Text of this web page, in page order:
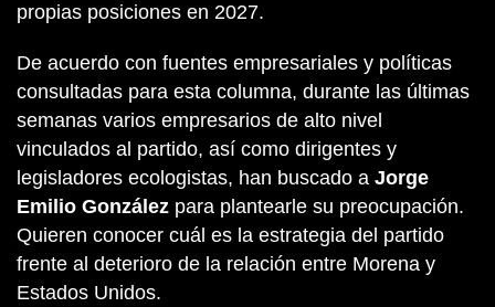
propias posiciones en 2027.
De acuerdo con fuentes empresariales y políticas
consultadas para esta columna, durante las últimas
semanas varios empresarios de alto nivel
vinculados al partido, así como dirigentes y
legisladores ecologistas, han buscado a Jorge
Emilio González para plantearle su preocupación.
Quieren conocer cuál es la estrategia del partido
frente al deterioro de la relación entre Morena y
Estados Unidos.